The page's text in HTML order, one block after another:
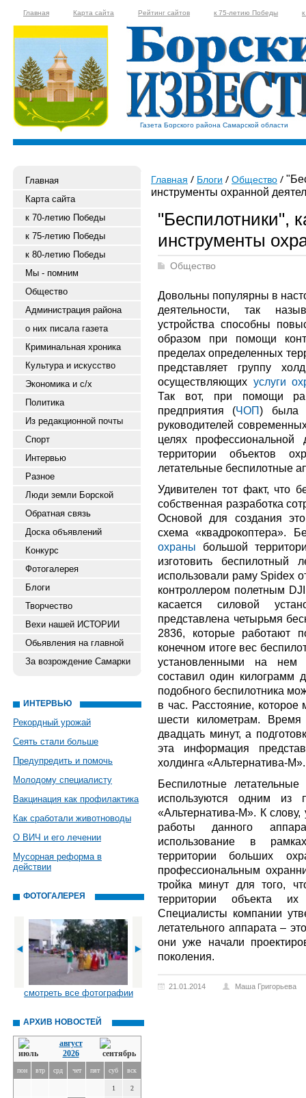
Главная Карта сайта Рейтинг сайтов к 75-летию Победы
Газета Борского района Самарской области
Главная
Карта сайта
к 70-летию Победы
к 75-летию Победы
к 80-летию Победы
Мы - помним
Общество
Администрация района
о них писала газета
Криминальная хроника
Культура и искусство
Экономика и с/х
Политика
Из редакционной почты
Спорт
Интервью
Разное
Люди земли Борской
Обратная связь
Доска объявлений
Конкурс
Фотогалерея
Блоги
Творчество
Вехи нашей ИСТОРИИ
Обьявления на главной
За возрождение Самарки
ИНТЕРВЬЮ
Рекордный урожай
Сеять стали больше
Предупредить и помочь
Молодому специалисту
Вакцинация как профилактика
Как сработали животноводы
О ВИЧ и его лечении
Мусорная реформа в
действии
ФОТОГАЛЕРЕЯ
смотреть все фотографии
АРХИВ НОВОСТЕЙ
август
2026
пон втр срд чет пят суб вск
1 2
Главная Блоги Общество
инструменты охранной
"Беспилотники",
инструменты
Общество
Довольны популярны в
деятельности, так
устройства способны
образом при помощи
пределах определенных
представляет группу
осуществляющих услуги
Так вот, при помощи
предприятия (ЧОП) была
руководителей
целях профессиональной
территории объектов
летательные беспилотные
Удивителен тот факт, что
собственная разработка
Основой для создания
схема «квадрокоптера».
охраны большой
изготовить беспилотный
использовали раму Spidex
контроллером полетным
касается силовой
представлена четырьмя
2836, которые работают
конечном итоге вес
установленными на нем
составил один килограмм
подобного беспилотника
в час. Расстояние, которое
шести километрам.
двадцать минут, а
эта информация
холдинга «Альтернатива-М».
Беспилотные
используются одним из
«Альтернатива-М». К
работы данного
использование в
территории больших
профессиональным
тройка минут для того,
территории объекта их
Специалисты компании
летательного аппарата –
они уже начали
поколения.
21.01.2014 Маша Григорьева